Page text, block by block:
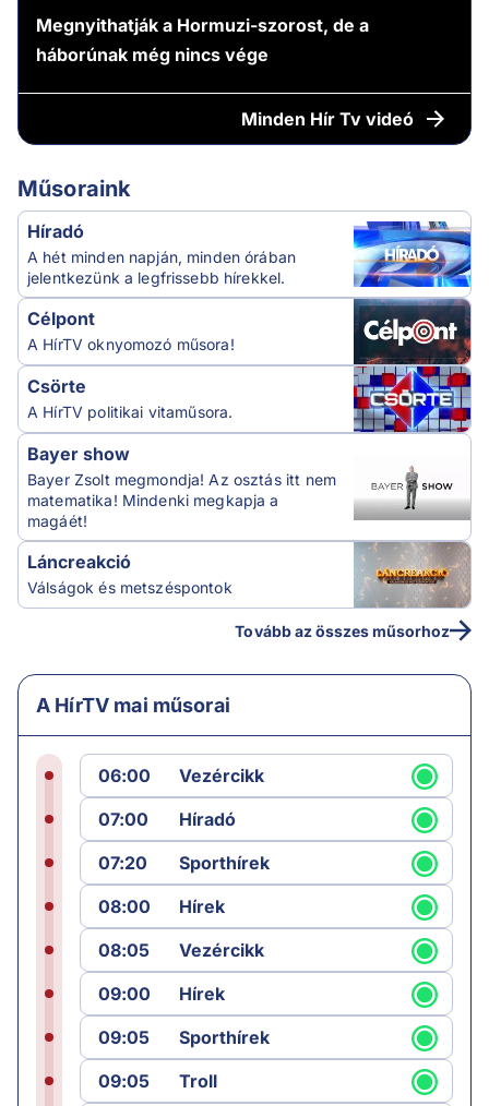
Megnyithatják a Hormuzi-szorost, de a
háborúnak még nincs vége
Minden Hír Tv videó
Műsoraink
Híradó
A hét minden napján, minden órában
jelentkezünk a legfrissebb hírekkel.
Célpont
A HírTV oknyomozó műsora!
Csörte
A HírTV politikai vitaműsora.
Bayer show
Bayer Zsolt megmondja! Az osztás itt nem
matematika! Mindenki megkapja a
magáét!
Láncreakció
Válságok és metszéspontok
Tovább az összes műsorhoz
A HírTV mai műsorai
06:00
Vezércikk
07:00
Híradó
07:20
Sporthírek
08:00
Hírek
08:05
Vezércikk
09:00
Hírek
09:05
Sporthírek
09:05
Troll